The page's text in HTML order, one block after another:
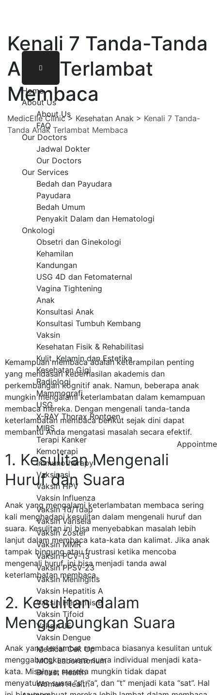
Home
About Us
About Us
FAQ
Our Doctors
Jadwal Dokter
Our Doctors
Our Services
Bedah dan Payudara
Payudara
Bedah Umum
Penyakit Dalam dan Hematologi
Onkologi
Obsetri dan Ginekologi
Kehamilan
Kandungan
USG 4D dan Fetomaternal
Vagina Tightening
Anak
Konsultasi Anak
Konsultasi Tumbuh Kembang
Vaksin
Kesehatan Fisik & Rehabilitasi
Kulit, Kelamin dan Estetika
Kesehatan Gigi
Radiologi
Mammografi
USG
X-RAY Thorax Rontgen
MIBS
Terapi Kanker
Kemoterapi
Immunotherapy
Vaksinasi
Vaksin HPV
Vaksin Influenza
Vaksin Td/Tdap
Vaksin Varisela
Vaksin Zoster
Vaksin MMR
Vaksin PCV-13
Vaksin PPSV-23
Vaksin Meningitis
Vaksin Hepatitis A
Vaksin Hepatitis B
Vaksin Tifoid
Vaksin JE
Vaksin Dengue
Medical Cek Up
MCU Laboratorium
Breast Health
Woman Health
Kenali 7 Tanda-Tanda
Anak Terlambat
Membaca
MedicElle Clinic> Kesehatan Anak > Kenali 7 Tanda-
Tanda Anak Terlambat Membaca
Kemampuan membaca adalah keterampilan penting
yang mendasari keberhasilan akademis dan
perkembangan kognitif anak. Namun, beberapa anak
mungkin mengalami keterlambatan dalam kemampuan
membaca mereka. Dengan mengenali tanda-tanda
keterlambatan membaca berikut sejak dini dapat
membantu Anda mengatasi masalah secara efektif.
1. Kesulitan Mengenali
Huruf dan Suara
Anak yang mengalami keterlambatan membaca sering
kali menghadapi kesulitan dalam mengenali huruf dan
suara. Kesulitan ini bisa menyebabkan masalah lebih
lanjut dalam membaca kata-kata dan kalimat. Jika anak
tampak bingung atau frustrasi ketika mencoba
mengenali huruf, ini bisa menjadi tanda awal
keterlambatan membaca.
2. Kesulitan dalam
Menggabungkan Suara
Anak yang terlambat membaca biasanya kesulitan untuk
menggabungkan suara-suara individual menjadi kata-
kata. Misalnya, mereka mungkin tidak dapat
menyatukan suara “s”, “a”, dan “t” menjadi kata “sat”. Hal